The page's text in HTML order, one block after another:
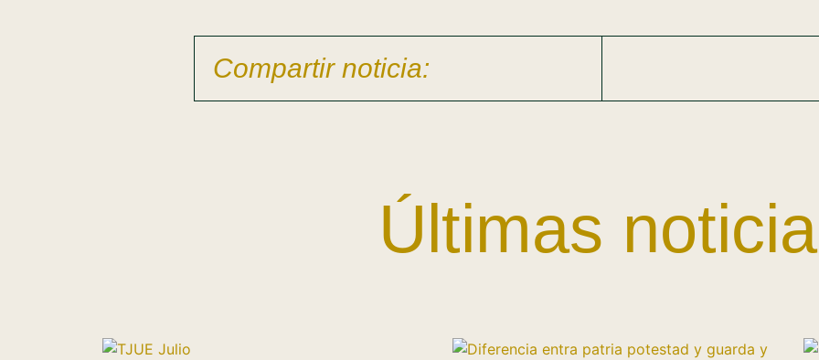
Compartir noticia:
Últimas